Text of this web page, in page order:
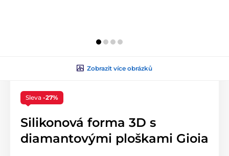
Zobrazit více obrázků
Sleva -27%
Silikonová forma 3D s
diamantovými ploškami Gioia